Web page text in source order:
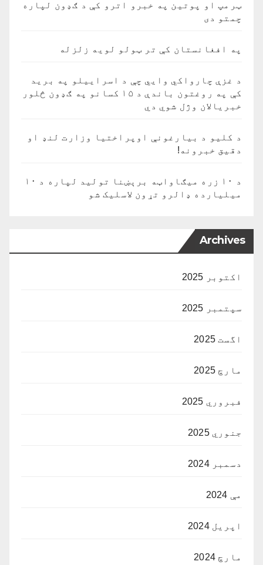
ټرمپ او پوتین په خبرو اترو کې د ګډون لپاره
چمتو دی
په افغانستان کې تر ټولو لویه زلزله
د غزې چارواکي وايي چې د اسراییلو په برید
کې په روغتون باندې د ۱۵ کسانو په ګډون څلور
خبریالان وژل شوي دي
د کلیو د بیارغونې اوپراختیا وزارت لنډ او
دقیق خبرونه!
د ۱۰ زره میګاواټه برېښنا تولید لپاره د ۱۰
میلیارده ډالرو تړون لاسلیک شو
Archives
اکتوبر 2025
سپتمبر 2025
اگست 2025
مارچ 2025
فبروري 2025
جنوري 2025
دسمبر 2024
مې 2024
اپریل 2024
مارچ 2024